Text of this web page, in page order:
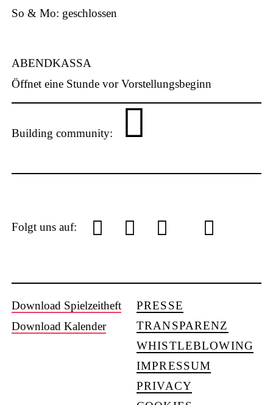
So & Mo: geschlossen
ABENDKASSA
Öffnet eine Stunde vor Vorstellungsbeginn
Building community:
P
U
S
Folgt uns auf:
o a n o
Download Spielzeitheft
Download Kalender
PRESSE
TRANSPARENZ
WHISTLEBLOWING
IMPRESSUM
PRIVACY